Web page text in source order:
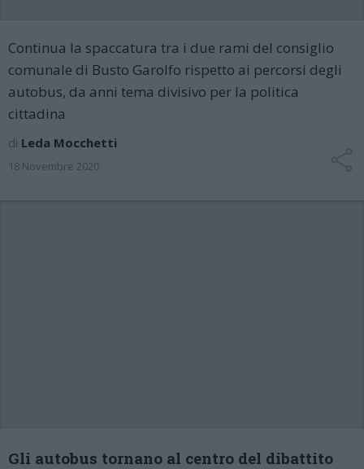
Continua la spaccatura tra i due rami del consiglio
comunale di Busto Garolfo rispetto ai percorsi degli
autobus, da anni tema divisivo per la politica
cittadina
di Leda Mocchetti
18 Novembre 2020
Gli autobus tornano al centro del dibattito